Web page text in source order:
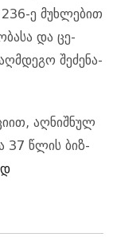
ე მუხ­ლე­ბით
და ცე­
შე­ძე­ნა-
აღ­ნიშ­ნულ
37 წლის ბიზ­